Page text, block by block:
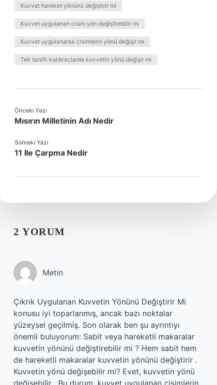
Kuvvet hareket yönünü değiştirir mi
Kuvvet uygulanan cisim yön değiştirebilir mi
Kuvvet uygulanarak cisimlerin yönü değişir mi
Tek taraflı kaldıraçlarda kuvvetin yönü değişir mi
Önceki Yazı
Mısırın Milletinin Adı Nedir
Sonraki Yazı
11 Ile Çarpma Nedir
2 YORUM
Metin
Çıkrık Uygulanan Kuvvetin Yönünü Değiştirir Mi
konusu iyi toparlanmış, ancak bazı noktalar
yüzeysel geçilmiş. Son olarak ben şu ayrıntıyı
önemli buluyorum: Sabit veya hareketli makaralar
kuvvetin yönünü değiştirebilir mi ? Hem sabit hem
de hareketli makaralar kuvvetin yönünü değiştirir .
Kuvvetin yönü değişebilir mi? Evet, kuvvetin yönü
değişebilir . Bu durum, kuvvet uygulanan cisimlerin